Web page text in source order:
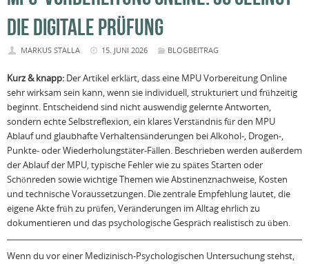
DIE DIGITALE PRÜFUNG
MARKUS STALLA 15. JUNI 2026 BLOGBEITRAG
Kurz & knapp: Der Artikel erklärt, dass eine MPU Vorbereitung Online
sehr wirksam sein kann, wenn sie individuell, strukturiert und frühzeitig
beginnt. Entscheidend sind nicht auswendig gelernte Antworten,
sondern echte Selbstreflexion, ein klares Verständnis für den MPU
Ablauf und glaubhafte Verhaltensänderungen bei Alkohol-, Drogen-,
Punkte- oder Wiederholungstäter-Fällen. Beschrieben werden außerdem
der Ablauf der MPU, typische Fehler wie zu spätes Starten oder
Schönreden sowie wichtige Themen wie Abstinenznachweise, Kosten
und technische Voraussetzungen. Die zentrale Empfehlung lautet, die
eigene Akte früh zu prüfen, Veränderungen im Alltag ehrlich zu
dokumentieren und das psychologische Gespräch realistisch zu üben.
Wenn du vor einer Medizinisch-Psychologischen Untersuchung stehst,